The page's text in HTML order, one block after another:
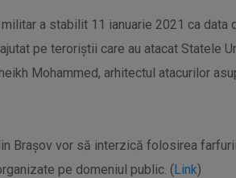
militar a stabilit 11 ianuarie 2021 ca
pe teroriștii care au atacat Statele
Mohammed, arhitectul atacurilor
Brașov vor să interzică folosirea
pe domeniul public. (Link)